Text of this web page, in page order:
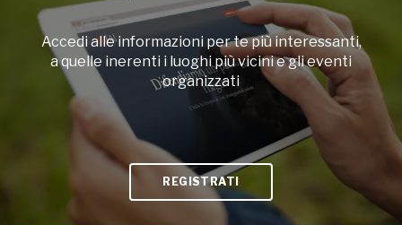
Accedi alle informazioni per te più interessanti,
a quelle inerenti i luoghi più vicini e gli eventi
organizzati
REGISTRATI